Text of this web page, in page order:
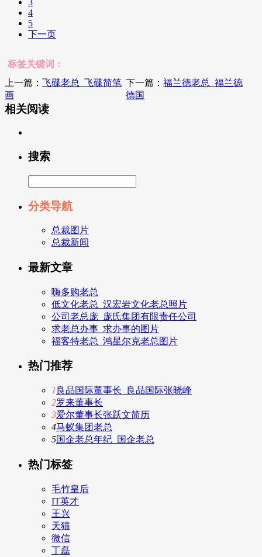
4
5
下一页
标签关键词：
上一篇： 飞碟老总_飞碟简笔
画
下一篇：福兰德老总_福兰德
德国
相关阅读
搜索
分类导航
总裁图片
总裁新闻
最新文章
嗨多购老总
低文化老总_汉宏岩文化老总照片
公司老总庞_庞氏集团有限责任公司
求老总办事_求办事的图片
福客特老总_鸿星尔克老总图片
热门推荐
1 良品国际董事长_良品国际张晓峰
2罗来董事长
3爱尔董事长张跃文简历
4马蚁集团老总
5国企老总年纪_国企老总
热门标签
毛竹皇后
IT英才
王兴
天猫
微信
丁磊